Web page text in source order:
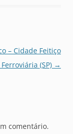
– Cidade Feitiço
Ferroviária (SP) →
comentário.